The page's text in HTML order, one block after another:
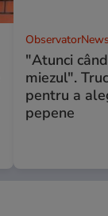
"Atunci
miezul".
pentru a
pepene